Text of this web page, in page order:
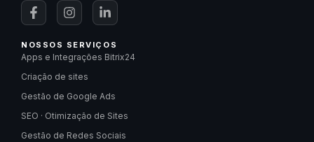
NOSSOS SERVIÇOS
Apps e Integrações Bitrix24
Criação de sites
Gestão de Google Ads
SEO · Otimização de Sites
Gestão de Redes Sociais